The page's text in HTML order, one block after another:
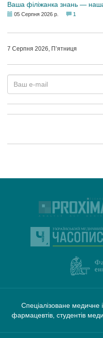
Ваша філіжанка знань —
05 Серпня 2026 р. 1
7 Серпня 2026, П’ятниця
Спеціалізоване медичне
фармацевтів, студентів